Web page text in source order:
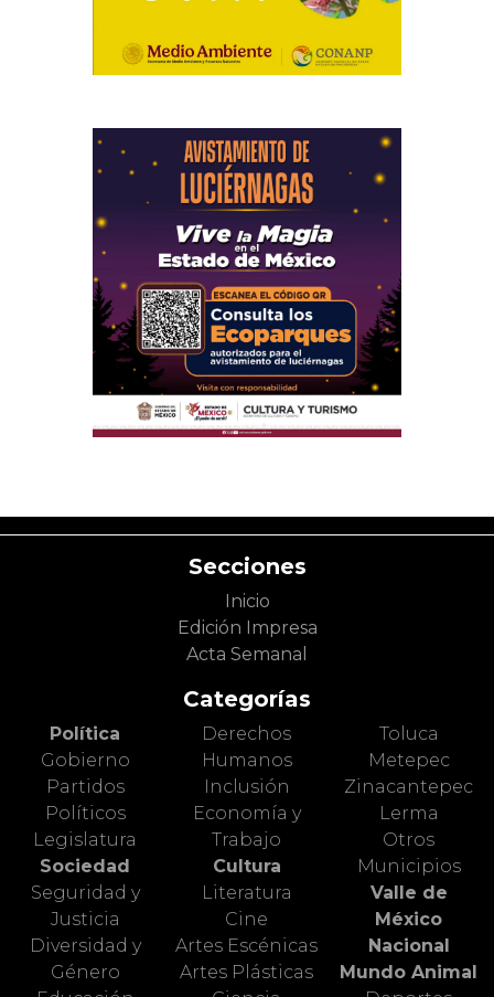
Secciones
Inicio
Edición Impresa
Acta Semanal
Categorías
Política
Gobierno
Partidos
Políticos
Legislatura
Sociedad
Seguridad y
Justicia
Diversidad y
Género
Derechos
Humanos
Inclusión
Economía y
Trabajo
Cultura
Literatura
Cine
Artes Escénicas
Artes Plásticas
Toluca
Metepec
Zinacantepec
Lerma
Otros
Municipios
Valle de
México
Nacional
Mundo Animal